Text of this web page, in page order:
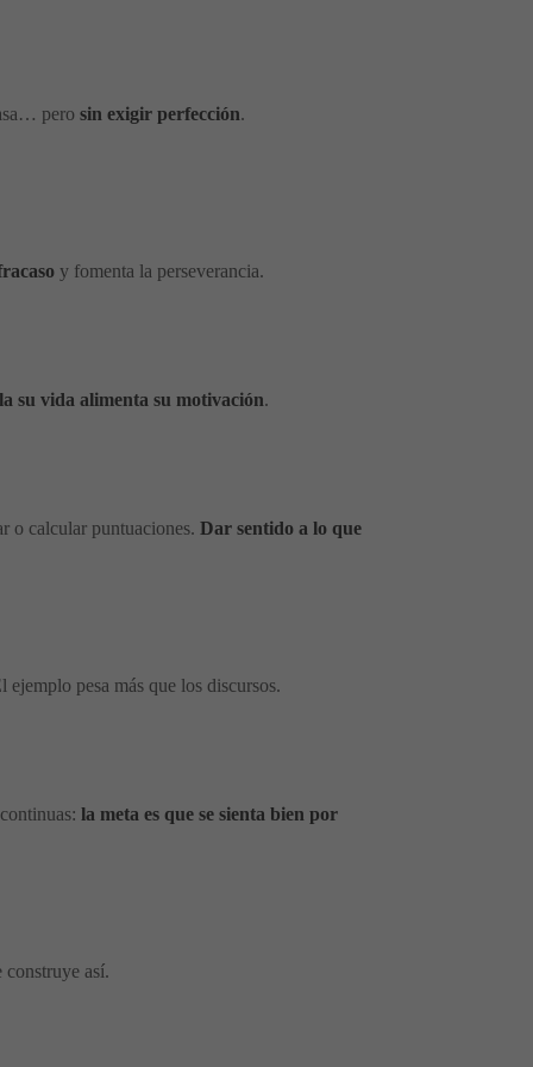
pero sin exigir perfección.
y fomenta la perseverancia.
su vida alimenta su motivación.
o calcular puntuaciones. Dar sentido a lo que
ejemplo pesa más que los discursos.
la meta es que se sienta bien por
así.